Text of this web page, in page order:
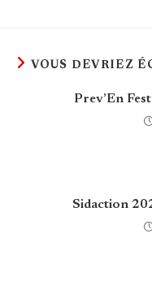
VOUS DEVRIEZ
Prev’En
Sidaction